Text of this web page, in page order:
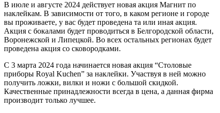
В июле и августе 2024 действует новая акция Магнит по
наклейкам. В зависимости от того, в каком регионе и городе
вы проживаете, у вас будет проведена та или иная акция.
Акция с бокалами будет проводиться в Белгородской области,
Воронежской и Липецкой. Во всех остальных регионах будет
проведена акция со сковородками.
С 3 марта 2024 года начинается новая акция “Столовые
приборы Royal Kuchen” за наклейки. Участвуя в ней можно
получить ложки, вилки и ножи с большой скидкой.
Качественные принадлежности всегда в цена, а данная фирма
производит только лучшее.